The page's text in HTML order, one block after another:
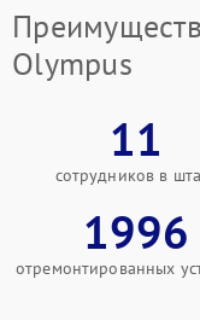
Olympus
11
сотрудников в
1996
отремонтированных